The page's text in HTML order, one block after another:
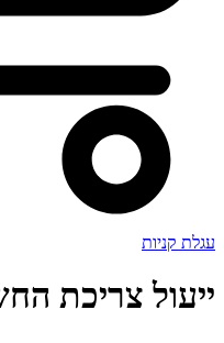
עגלת קניות
ייעול צריכת